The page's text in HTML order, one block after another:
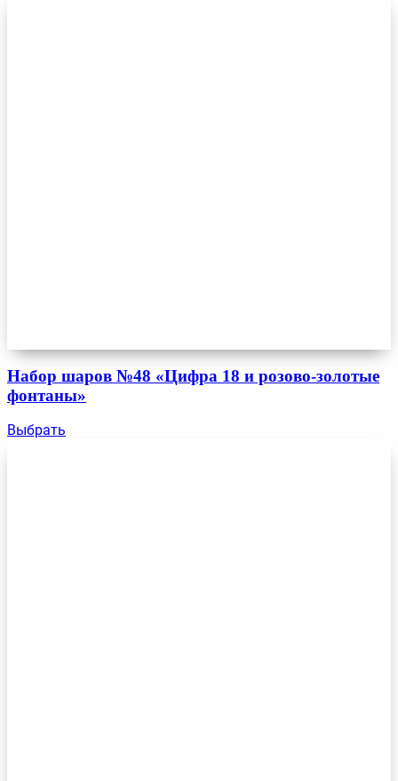
Набор шаров №48 «Цифра 18 и розово-золотые
фонтаны»
Выбрать